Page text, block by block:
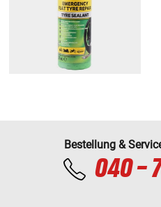
Bestellung &
040 -